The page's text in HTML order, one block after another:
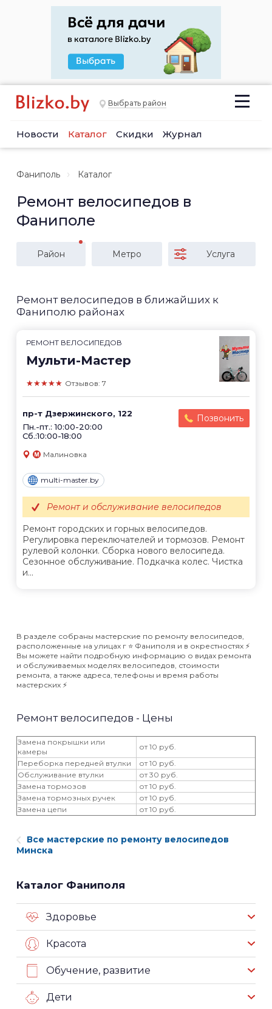
Выбрать район
Новости Каталог Скидки Журнал
Фаниполь Каталог
Ремонт велосипедов в
Фаниполе
Район Метро Услуга
Ремонт велосипедов в ближайших к
Фаниполю районах
РЕМОНТ ВЕЛОСИПЕДОВ
Мульти-Мастер
★★★★★ Отзывов: 7
пр-т Дзержинского, 122
Пн.-пт.: 10:00-20:00
Cб.:10:00-18:00
Позвонить
Малиновка
multi-master.by
Ремонт городских и горных велосипедов.
Регулировка переключателей и тормозов. Ремонт
рулевой колонки. Сборка нового велосипеда.
Сезонное обслуживание. Подкачка колес. Чистка
и...
Ремонт и обслуживание велосипедов
В разделе собраны мастерские по ремонту велосипедов,
расположенные на улицах г ⭐️ Фаниполя и в окрестностях ⚡️
Вы можете найти подробную информацию о видах ремонта
и обслуживаемых моделях велосипедов, стоимости
ремонта, а также адреса, телефоны и время работы
мастерских ⚡️
Ремонт велосипедов - Цены
Замена покрышки или
камеры
от 10 руб.
Переборка передней втулки
от 10 руб.
Обслуживание втулки
от 30 руб.
Замена тормозов
от 10 руб.
Замена тормозных ручек
от 10 руб.
Замена цепи
от 10 руб.
Все мастерские по ремонту велосипедов
Минска
Каталог Фаниполя
Здоровье
Красота
Обучение, развитие
Дети